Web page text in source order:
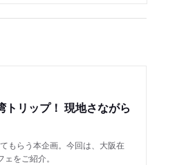
トリップ！ 現地さながら
もらう本企画。今回は、大阪在
をご紹介。